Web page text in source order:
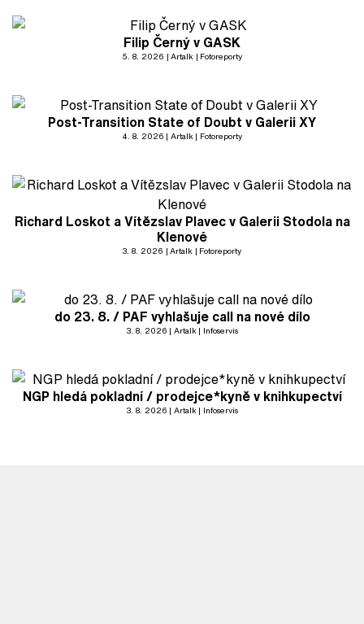
Filip Černý v GASK
5. 8. 2026 Artalk Fotoreporty
Post-Transition State of Doubt v Galerii XY
4. 8. 2026 Artalk Fotoreporty
Richard Loskot a Vítězslav Plavec v Galerii Stodola na
Klenové
3. 8. 2026 Artalk Fotoreporty
do 23. 8. / PAF vyhlašuje call na nové dílo
3. 8. 2026 Artalk Infoservis
NGP hledá pokladní / prodejce*kyně v knihkupectví
3. 8. 2026 Artalk Infoservis